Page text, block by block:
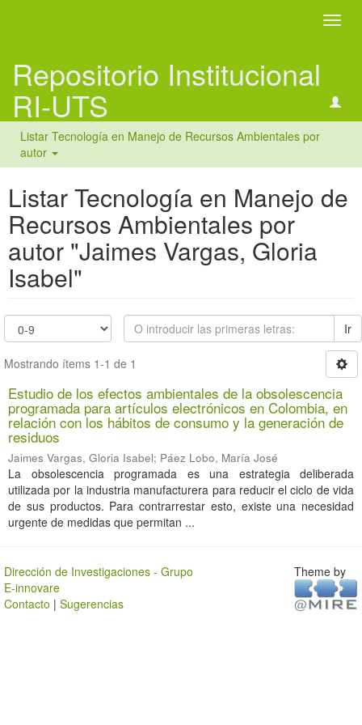
Repositorio Institucional
RI-UTS
Listar Tecnología en Manejo de Recursos Ambientales por
autor
Listar Tecnología en Manejo de
Recursos Ambientales por
autor "Jaimes Vargas, Gloria
Isabel"
Ir
Mostrando ítems 1-1 de 1
Estudio de los efectos ambientales de la obsolescencia
programada para artículos electrónicos en Colombia, en
relación con los hábitos de consumo y la generación de
residuos
Jaimes Vargas, Gloria Isabel; Páez Lobo, María José
La obsolescencia programada es una estrategia deliberada
utilizada por la industria manufacturera para reducir el ciclo de vida
de sus productos. Para contrarrestar esto, existe una necesidad
urgente de medidas que permitan ...
Dirección de Investigaciones - Grupo
E-innovare
Contacto | Sugerencias
Theme by